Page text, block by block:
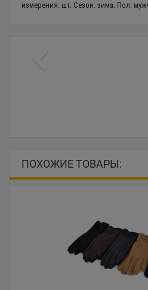
измерения: шт; Сезон: зима; Пол:
ПОХОЖИЕ ТОВАРЫ: